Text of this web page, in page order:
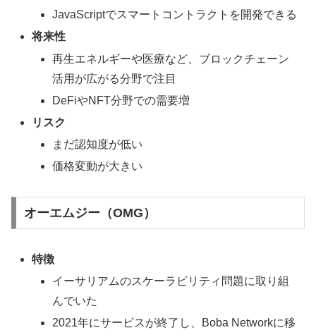
JavaScriptでスマートコントラクトを開発できる
将来性
再生エネルギーや医療など、ブロックチェーン
活用が広がる分野で注目
DeFiやNFT分野での需要増
リスク
まだ認知度が低い
価格変動が大きい
オーエムジー（OMG）
特徴
イーサリアムのスケーラビリティ問題に取り組
んでいた
2021年にサービスが終了し、Boba Networkに移